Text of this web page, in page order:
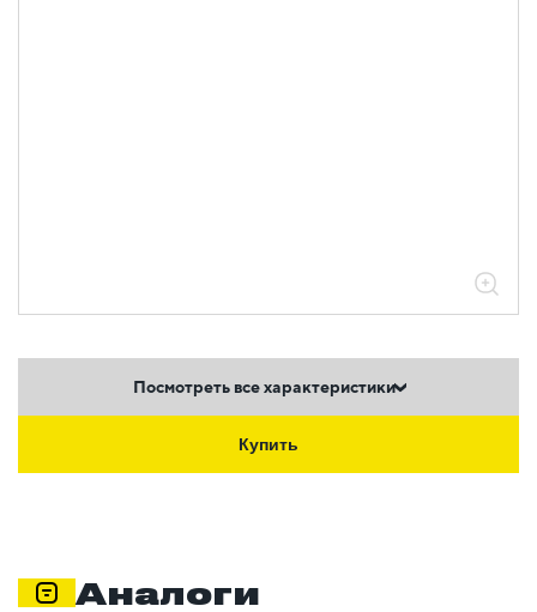
Посмотреть все характеристики
Купить
Аналоги